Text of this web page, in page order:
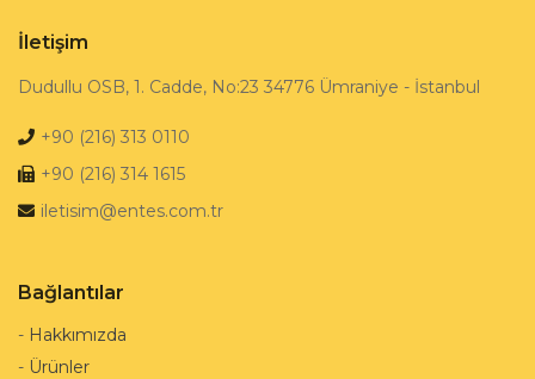
İletişim
Dudullu OSB, 1. Cadde, No:23 34776 Ümraniye - İstanbul
+90 (216) 313 0110
+90 (216) 314 1615
iletisim@entes.com.tr
Bağlantılar
- Hakkımızda
- Ürünler